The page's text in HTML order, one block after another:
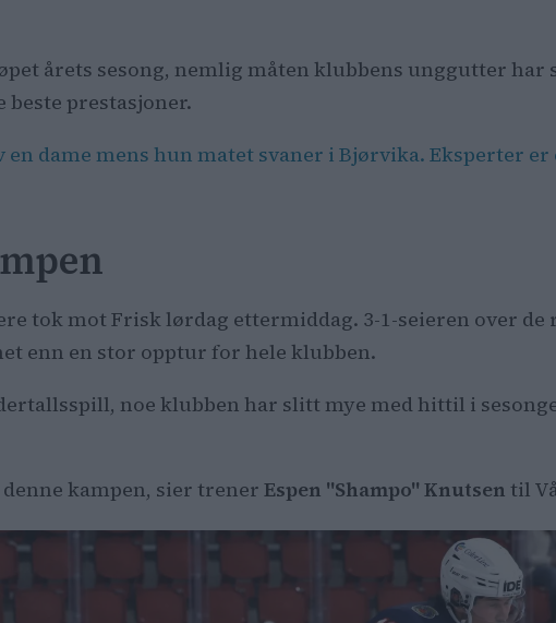
årets sesong, nemlig måten klubbens unggutter har
prestasjoner.
en dame mens hun matet svaner i Bjørvika. Eksperter er
tok mot Frisk lørdag ettermiddag. 3-1-seieren over de
enn en stor opptur for hele klubben.
noe klubben har slitt mye med hittil i
kampen, sier trener Espen "Shampo" Knutsen til